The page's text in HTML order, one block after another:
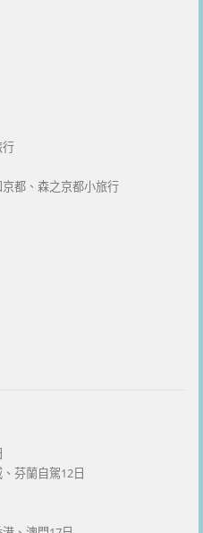
行
都、森之京都小旅行
芬蘭自駕12日